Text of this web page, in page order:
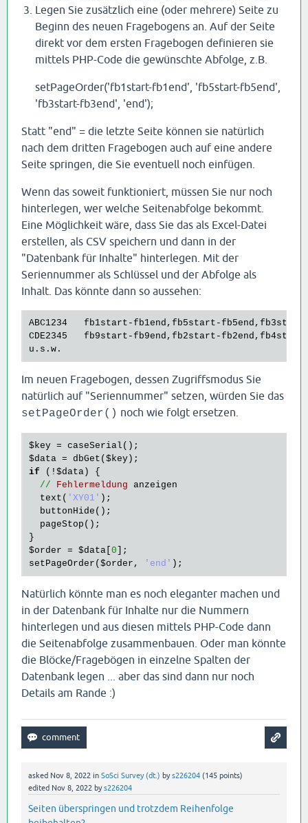
Legen Sie zusätzlich eine (oder mehrere) Seite zu
Beginn des neuen Fragebogens an. Auf der Seite
direkt vor dem ersten Fragebogen definieren sie
mittels PHP-Code die gewünschte Abfolge, z.B.
setPageOrder('fb1start-fb1end', 'fb5start-fb5end',
'fb3start-fb3end', 'end');
Statt "end" = die letzte Seite können sie natürlich
nach dem dritten Fragebogen auch auf eine andere
Seite springen, die Sie eventuell noch einfügen.
Wenn das soweit funktioniert, müssen Sie nur noch
hinterlegen, wer welche Seitenabfolge bekommt.
Eine Möglichkeit wäre, dass Sie das als Excel-Datei
erstellen, als CSV speichern und dann in der
"Datenbank für Inhalte" hinterlegen. Mit der
Seriennummer als Schlüssel und der Abfolge als
Inhalt. Das könnte dann so aussehen:
ABC1234   fb1start-fb1end,fb5start-fb5end,fb3start-
CDE2345   fb9start-fb9end,fb2start-fb2end,fb4start-
Im neuen Fragebogen, dessen Zugriffsmodus Sie
natürlich auf "Seriennummer" setzen, würden Sie das
setPageOrder() noch wie folgt ersetzen.
$key = caseSerial
$data = dbGet ( $key
if (! $data ) {
//
Fehlermeldung anzeigen
text ( 'XY01' );
buttonHide ();
pageStop ();
$order = $data 0
setPageOrder ( $order , 'end'
Natürlich könnte man es noch eleganter machen und
in der Datenbank für Inhalte nur die Nummern
hinterlegen und aus diesen mittels PHP-Code dann
die Seitenabfolge zusammenbauen. Oder man könnte
die Blöcke/Fragebögen in einzelne Spalten der
Datenbank legen ... aber das sind dann nur noch
Details am Rande :)
asked Nov 8, 2022 in SoSci Survey (dt.) bys226204 (145 points)
edited Nov 8, 2022 bys226204
Seiten überspringen und trotzdem Reihenfolge